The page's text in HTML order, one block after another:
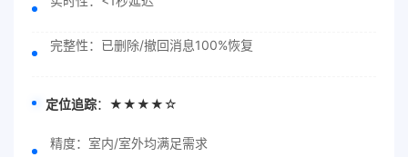
完整性：已删除/撤回消息100%恢复
定位追踪：★★★★☆
精度：室内/室外均满足需求